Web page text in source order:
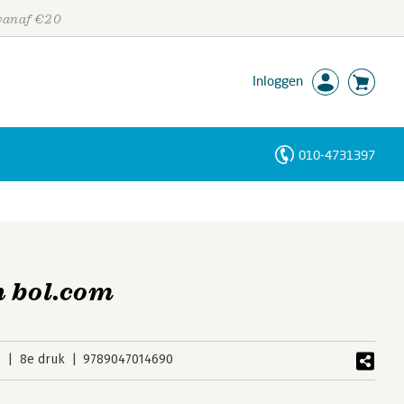
€20
Inloggen
010-4731397
bol.com
8e druk 9789047014690
Personen